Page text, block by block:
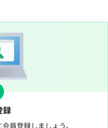
録
員登録しましょう。